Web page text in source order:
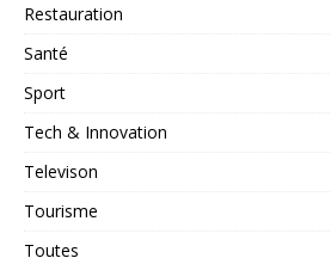
Restauration
Santé
Sport
Tech & Innovation
Televison
Tourisme
Toutes